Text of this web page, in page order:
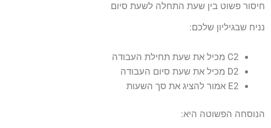
חיסור פשוט בין שעת התחלה לשעת סיום
נניח שבגיליון שלכם:
C2 מכיל את שעת תחילת העבודה
D2 מכיל את שעת סיום העבודה
E2 אמור להציג את סך השעות
הנוסחה הפשוטה היא: